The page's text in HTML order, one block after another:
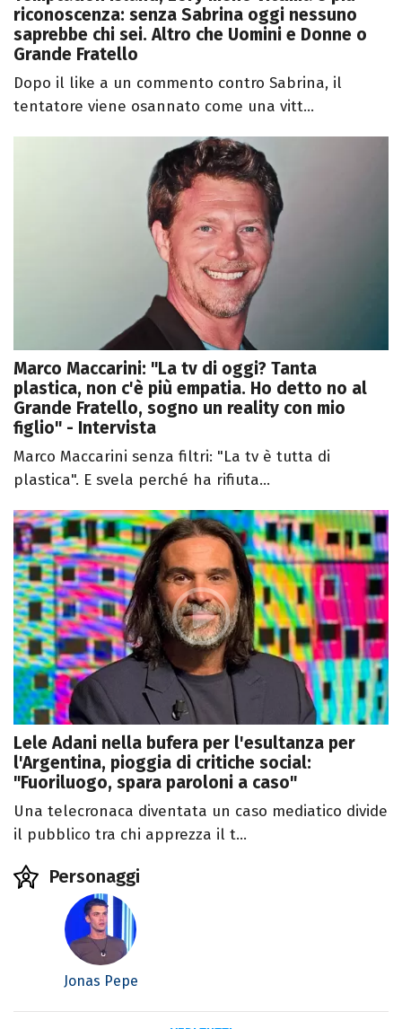
riconoscenza: senza Sabrina oggi nessuno
saprebbe chi sei. Altro che Uomini e Donne o
Grande Fratello
Dopo il like a un commento contro Sabrina, il
tentatore viene osannato come una vitt...
Marco Maccarini: "La tv di oggi? Tanta
plastica, non c'è più empatia. Ho detto no al
Grande Fratello, sogno un reality con mio
figlio" - Intervista
Marco Maccarini senza filtri: "La tv è tutta di
plastica". E svela perché ha rifiuta...
Lele Adani nella bufera per l'esultanza per
l'Argentina, pioggia di critiche social:
"Fuoriluogo, spara paroloni a caso"
Una telecronaca diventata un caso mediatico divide
il pubblico tra chi apprezza il t...
Personaggi
Jonas Pepe